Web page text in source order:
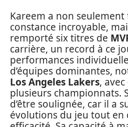
Kareem a non seulement
constance incroyable,
remporté six titres de
carrière, un record à ce
performances
d’équipes dominantes,
Los Angeles Lakers,
plusieurs championnats.
d’être soulignée, car il a
évolutions du jeu tout en